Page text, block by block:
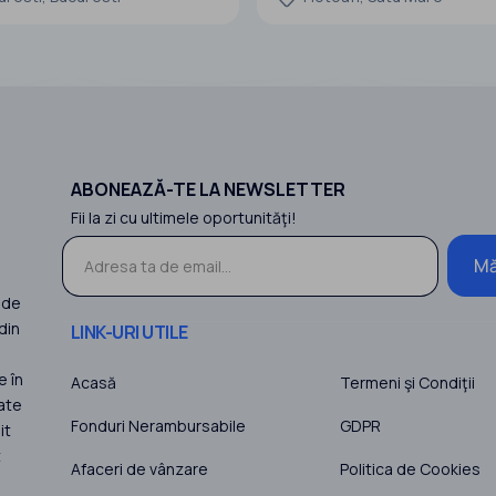
în
ABONEAZĂ-TE LA NEWSLETTER
Fii la zi cu ultimele oportunităţi!
LINK-URI UTILE
Acasă
Fonduri Nerambursabile
Afaceri de vânzare
Termeni şi Condiţii
GDPR
Politica de Cookies